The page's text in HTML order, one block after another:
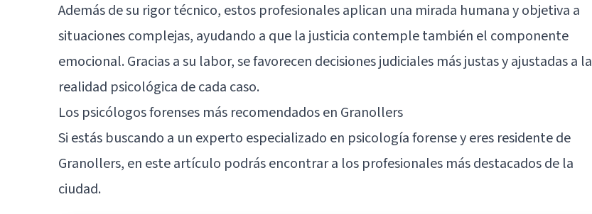
Además de su rigor técnico, estos profesionales aplican una mirada humana y objetiva a
situaciones complejas, ayudando a que la justicia contemple también el componente
emocional. Gracias a su labor, se favorecen decisiones judiciales más justas y ajustadas a la
realidad psicológica de cada caso.
Los psicólogos forenses más recomendados en Granollers
Si estás buscando a un experto especializado en psicología forense y eres residente de
Granollers, en este artículo podrás encontrar a los profesionales más destacados de la
ciudad.